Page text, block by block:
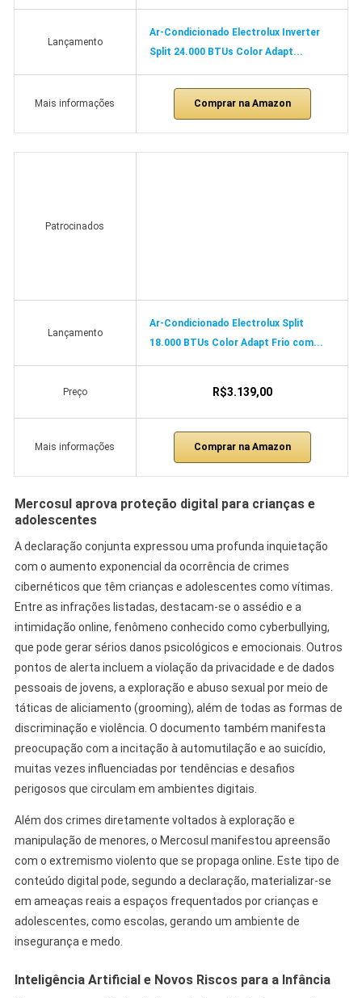
Lançamento
Ar-Condicionado Electrolux Inverter
Split 24.000 BTUs Color Adapt...
Mais informações Comprar na Amazon
Patrocinados
Lançamento
Ar-Condicionado Electrolux Split
18.000 BTUs Color Adapt Frio com...
Preço R$3.139,00
Mais informações Comprar na Amazon
Mercosul aprova proteção digital para crianças e
adolescentes
A declaração conjunta expressou uma profunda inquietação
com o aumento exponencial da ocorrência de crimes
cibernéticos que têm crianças e adolescentes como vítimas.
Entre as infrações listadas, destacam-se o assédio e a
intimidação online, fenômeno conhecido como cyberbullying,
que pode gerar sérios danos psicológicos e emocionais. Outros
pontos de alerta incluem a violação da privacidade e de dados
pessoais de jovens, a exploração e abuso sexual por meio de
táticas de aliciamento (grooming), além de todas as formas de
discriminação e violência. O documento também manifesta
preocupação com a incitação à automutilação e ao suicídio,
muitas vezes influenciadas por tendências e desafios
perigosos que circulam em ambientes digitais.
Além dos crimes diretamente voltados à exploração e
manipulação de menores, o Mercosul manifestou apreensão
com o extremismo violento que se propaga online. Este tipo de
conteúdo digital pode, segundo a declaração, materializar-se
em ameaças reais a espaços frequentados por crianças e
adolescentes, como escolas, gerando um ambiente de
insegurança e medo.
Inteligência Artificial e Novos Riscos para a Infância